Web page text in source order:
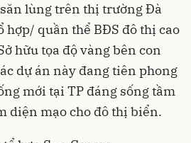
săn lùng trên thị trường Đà
hợp/ quần thể BĐS đô thị cao
hữu tọa độ vàng bên con
dự án này đang tiên phong
mới tại TP đáng sống tầm
diện mạo cho đô thị biển.